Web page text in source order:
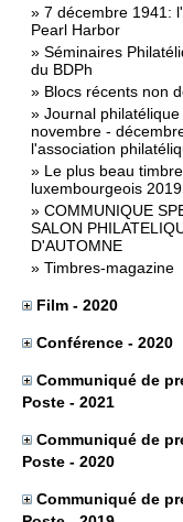
» 7 décembre 1941:
Pearl Harbor
» Séminaires
du BDPh
» Blocs récents non
» Journal
novembre -
l'association
» Le plus beau timbre
luxembourgeois 2019
» COMMUNIQUE
SALON
D'AUTOMNE
» Timbres-magazine
Film - 2020
Conférence - 2020
Communiqué de
Poste - 2021
Communiqué de
Poste - 2020
Communiqué de